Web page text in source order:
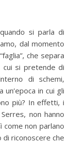
dal momento
che separa
cui si pretende di
di schemi,
in cui gli
più? In effetti, i
non hanno
non parlano
di riconoscere che